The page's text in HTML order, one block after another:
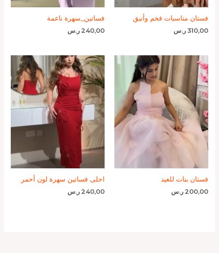
فستان مناسبات فخم وأنيق
310,00 ر.س
فساتين_سهرة ناعمة
240,00 ر.س
فستان بنات للعيد
200,00 ر.س
احلى فساتين سهرة لون أحمر
240,00 ر.س